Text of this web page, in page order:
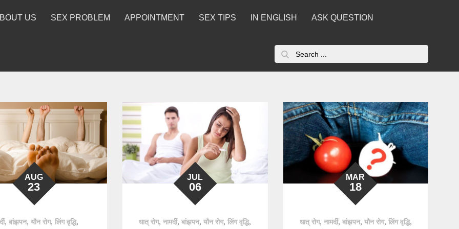
US SEX PROBLEM APPOINTMENT SEX TIPS IN ENGLISH ASK QUESTION
Search
for:
AUG
23
,बांझपन,यौन रोग,लिंग वृद्धि,
JUL
06
धात् रोग,नामर्दी,बांझपन,यौन रोग,लिंग वृद्धि,
MAR
18
धात् रोग, नामर्दी, बांझपन, यौन रोग, लिंग वृद्धि,